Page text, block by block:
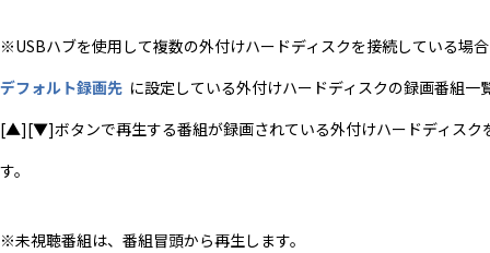
※USBハブを使用して複数の外付けハードディスクを接続している場
​デフォルト録画先 に設定している外付けハードディスクの録画番組一
[▲][▼]ボタンで再生する番組が録画されている外付けハードディス
す。
※未視聴番組は、番組冒頭から再生します。